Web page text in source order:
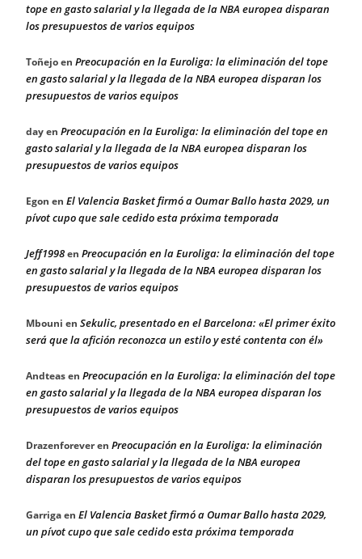
tope en gasto salarial y la llegada de la NBA europea disparan
los presupuestos de varios equipos
Toñejoen Preocupación en la Euroliga: la eliminación del tope
en gasto salarial y la llegada de la NBA europea disparan los
presupuestos de varios equipos
dayen Preocupación en la Euroliga: la eliminación del tope en
gasto salarial y la llegada de la NBA europea disparan los
presupuestos de varios equipos
Egon en El Valencia Basket firmó a Oumar Ballo hasta 2029, un
pívot cupo que sale cedido esta próxima temporada
Jeff1998en Preocupación en la Euroliga: la eliminación del tope
en gasto salarial y la llegada de la NBA europea disparan los
presupuestos de varios equipos
Mbouni en Sekulic, presentado en el Barcelona: «El primer éxito
será que la afición reconozca un estilo y esté contenta con él»
Andteasen Preocupación en la Euroliga: la eliminación del tope
en gasto salarial y la llegada de la NBA europea disparan los
presupuestos de varios equipos
Drazenforeveren Preocupación en la Euroliga: la eliminación
del tope en gasto salarial y la llegada de la NBA europea
disparan los presupuestos de varios equipos
Garrigaen El Valencia Basket firmó a Oumar Ballo hasta 2029,
un pívot cupo que sale cedido esta próxima temporada